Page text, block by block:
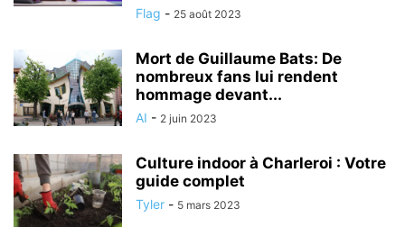
Flag - 25 août 2023
Mort de Guillaume Bats: De
nombreux fans lui rendent
hommage devant...
AI - 2 juin 2023
Culture indoor à Charleroi : Votre
guide complet
Tyler - 5 mars 2023